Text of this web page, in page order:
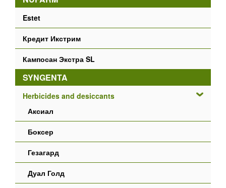
Estet
Кредит Икстрим
Кампосан Экстра SL
SYNGENTA
Herbicides and desiccants
Аксиал
Боксер
Гезагард
Дуал Голд